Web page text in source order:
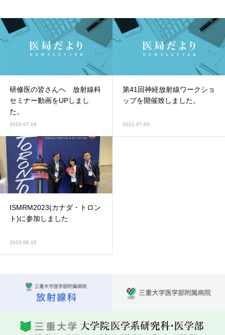
研修医の皆さんへ 放射線科
セミナー動画をUPしまし
た。
2020.07.09
第41回神経放射線ワークショ
ップを開催致しました。
2021.07.03
ISMRM2023(カナダ・トロン
ト)に参加しました
2023.06.15